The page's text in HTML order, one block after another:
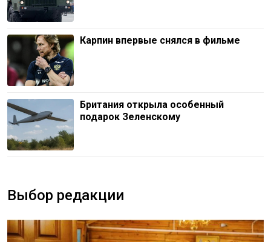
Карпин впервые снялся в фильме
Британия открыла особенный
подарок Зеленскому
Выбор редакции